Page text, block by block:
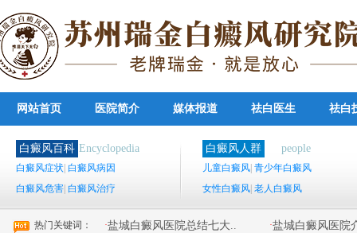
网站首页 医院简介 媒体报道 祛白医生 祛白
白癜风百科 Encyclopedia
白癜风症状 白癜风病因
白癜风危害 白癜风治疗
白癜风人群 people
儿童白癜风 青少年白癜风
女性白癜风 老人白癜风
热门关键词： ·盐城白癜风医院总结七大.. ·盐城白癜风医院